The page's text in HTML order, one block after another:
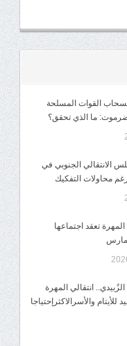
القوات المسلحة
ما الذي تحقق؟
الانتقالي الجنوبي في
محاولات التفكيك
المهرة تعقد اجتماعها
مارس
انتقالي المهرة
للأيتام والأسرالاكثرإحتياجا